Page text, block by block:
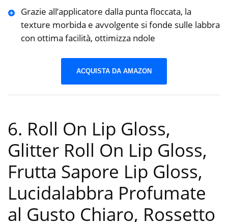
Grazie all’applicatore dalla punta floccata, la
texture morbida e avvolgente si fonde sulle labbra
con ottima facilità, ottimizza ndole
ACQUISTA DA AMAZON
6. Roll On Lip Gloss,
Glitter Roll On Lip Gloss,
Frutta Sapore Lip Gloss,
Lucidalabbra Profumate
al Gusto Chiaro, Rossetto